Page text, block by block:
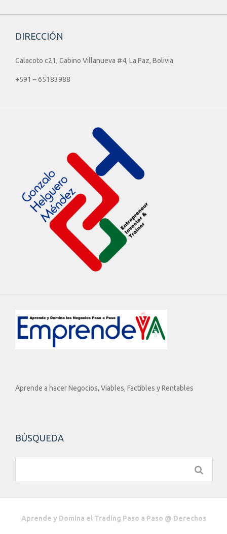
DIRECCIÓN
Calacoto c21, Gabino Villanueva #4, La Paz, Bolivia
+591 – 65183988
Aprende a hacer Negocios, Viables, Factibles y Rentables
BÚSQUEDA
Aprende y Domina el Trading Paso a Paso @ Derechos